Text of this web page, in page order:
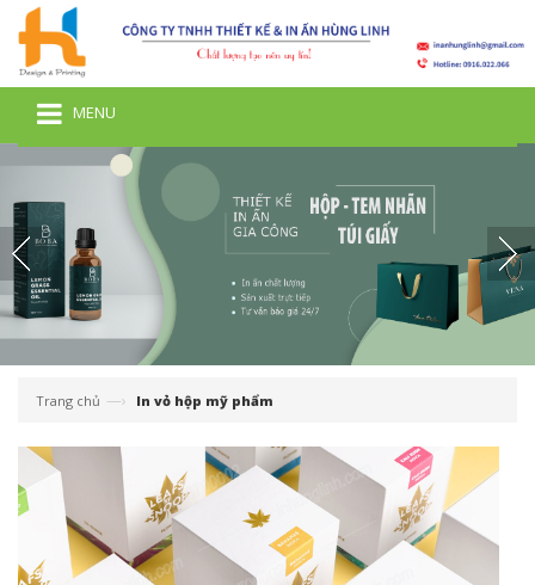
MENU
Trang chủ —› In vỏ hộp mỹ phẩm